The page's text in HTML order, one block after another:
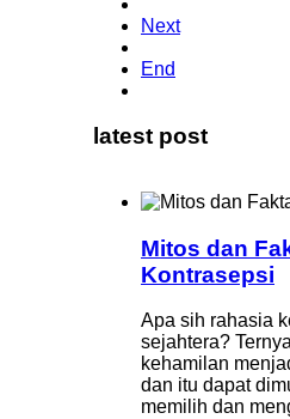
Next
End
latest post
Mitos dan
Kontrasepsi
Apa sih rahasia
sejahtera?
kehamilan
dan itu dapat
memilih dan